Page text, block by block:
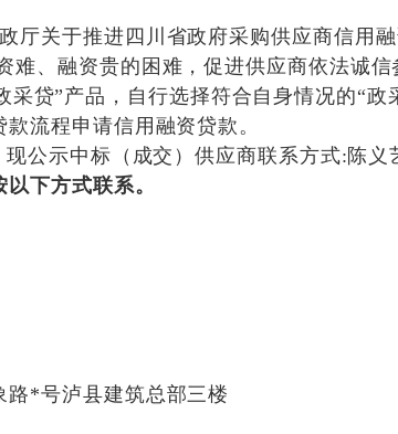
厅关于推进四川省政府采购供应商信用
难、融资贵的困难，促进供应商依法诚
采贷”产品，自行选择符合自身情况的“
流程申请信用融资贷款。
现公示中标（成交）供应商联系方式:陈义
下方式联系。
路*号泸县建筑总部三楼